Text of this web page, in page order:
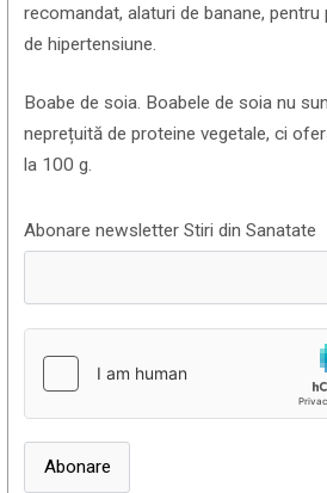
recomandat, alaturi de banane,
de hipertensiune.
Boabe de soia. Boabele de soia nu
neprețuită de proteine ​​vegetale, ci
la 100 g.
Abonare newsletter Stiri din Sanatate